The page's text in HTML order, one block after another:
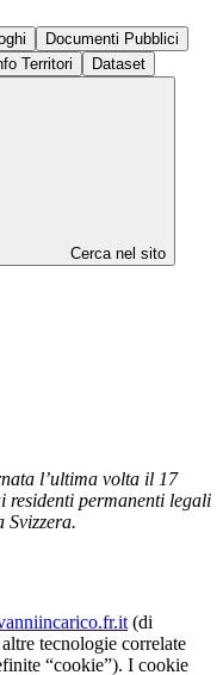
Documenti Pubblici
Territori Dataset
Cerca nel sito
l’ultima volta il 17
residenti permanenti legali
Svizzera.
(di
tecnologie correlate
“cookie”). I cookie